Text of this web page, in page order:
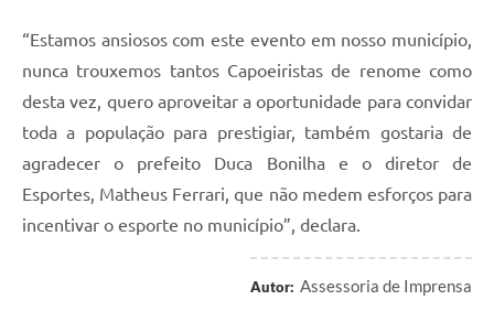
“Estamos ansiosos com este evento em nosso município,
nunca trouxemos tantos Capoeiristas de renome como
desta vez, quero aproveitar a oportunidade para convidar
toda a população para prestigiar, também gostaria de
agradecer o prefeito Duca Bonilha e o diretor de
Esportes, Matheus Ferrari, que não medem esforços para
incentivar o esporte no município”, declara.
Autor: Assessoria de Imprensa